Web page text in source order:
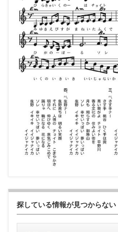
探している情報が見つからない